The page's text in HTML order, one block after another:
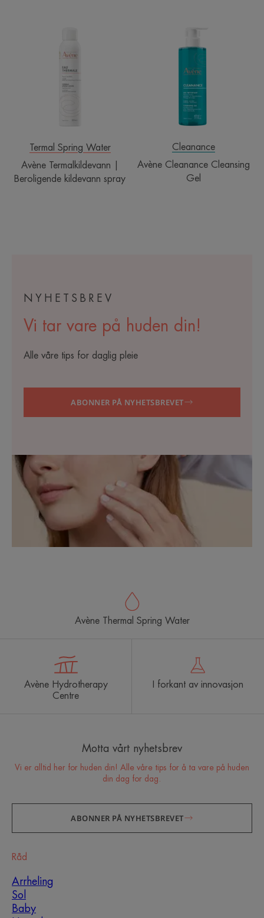
|
kildevann
Termal Spring Water
Avène Termalkildevann |
Beroligende kildevann spray
Cleansing
Gel
Cleanance
Avène Cleanance Cleansing
Gel
NYHETSBREV
Vi tar vare på huden din!
Alle våre tips for daglig pleie
ABONNER PÅ NYHETSBREVET
Avène Thermal Spring Water
Avène Hydrotherapy
Centre
I forkant av innovasjon
Motta vårt nyhetsbrev
Vi er alltid her for huden din! Alle våre tips for å ta vare på huden
din dag for dag.
ABONNER PÅ NYHETSBREVET
Råd
Arrheling
Sol
Baby